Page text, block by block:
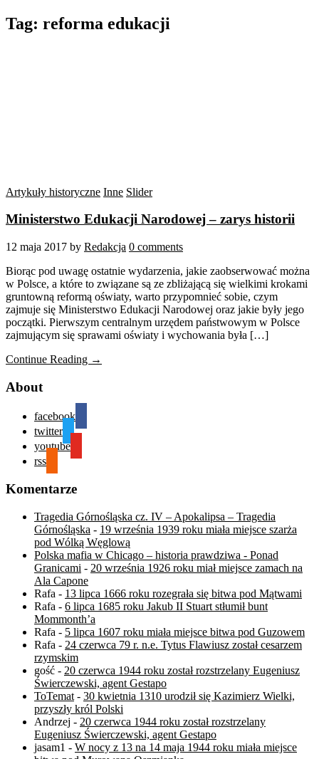
Tag: reforma edukacji
Artykuły historyczne Inne Slider
Ministerstwo Edukacji Narodowej – zarys historii
12 maja 2017 by Redakcja 0 comments
Biorąc pod uwagę ostatnie wydarzenia, jakie zaobserwować można
w Polsce, a które to związane są ze zbliżającą się wielkimi krokami
gruntowną reformą oświaty, warto przypomnieć sobie, czym
zajmuje się Ministerstwo Edukacji Narodowej oraz jakie były jego
początki. Pierwszym centralnym urzędem państwowym w Polsce
zajmującym się sprawami oświaty i wychowania była […]
Continue Reading →
About
facebook
twitter
youtube
rss
Komentarze
Tragedia Górnośląska cz. IV – Apokalipsa – Tragedia
Górnośląska - 19 września 1939 roku miała miejsce szarża
pod Wólką Węglową
Polska mafia w Chicago – historia prawdziwa - Ponad
Granicami - 20 września 1926 roku miał miejsce zamach na
Ala Capone
Rafa - 13 lipca 1666 roku rozegrała się bitwa pod Mątwami
Rafa - 6 lipca 1685 roku Jakub II Stuart stłumił bunt
Mommonth’a
Rafa - 5 lipca 1607 roku miała miejsce bitwa pod Guzowem
Rafa - 24 czerwca 79 r. n.e. Tytus Flawiusz został cesarzem
rzymskim
gość - 20 czerwca 1944 roku został rozstrzelany Eugeniusz
Świerczewski, agent Gestapo
ToTemat - 30 kwietnia 1310 urodził się Kazimierz Wielki,
przyszły król Polski
Andrzej - 20 czerwca 1944 roku został rozstrzelany
Eugeniusz Świerczewski, agent Gestapo
jasam1 - W nocy z 13 na 14 maja 1944 roku miała miejsce